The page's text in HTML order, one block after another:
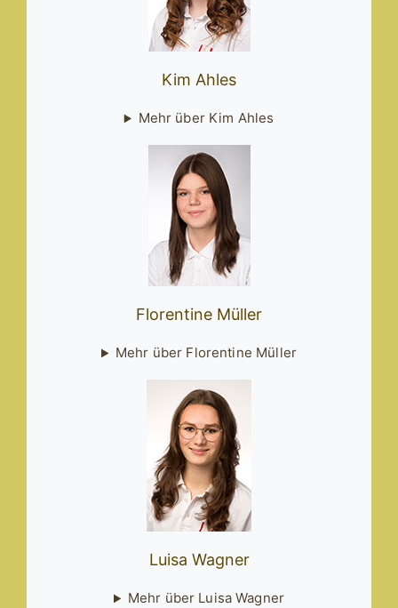
Kim Ahles
Mehr über Kim Ahles
Florentine Müller
Mehr über Florentine Müller
Luisa Wagner
Mehr über Luisa Wagner